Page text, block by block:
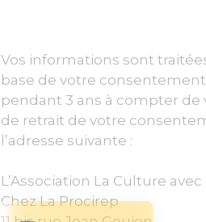
Vos informations sont
base de votre
pendant 3 ans à compter de
de retrait de votre
l’adresse suivante :
L’Association La Culture
Chez La Procirep